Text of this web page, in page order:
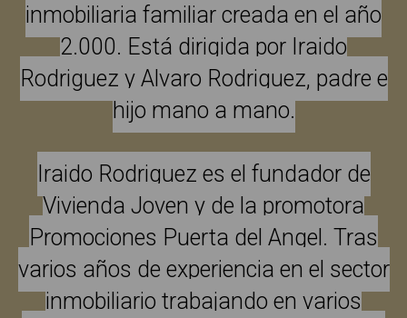
inmobiliaria familiar creada en el año
2.000. Está dirigida por Iraido
Rodriguez y Alvaro Rodriguez, padre e
hijo mano a mano.
Iraido Rodriguez es el fundador de
Vivienda Joven y de la promotora
Promociones Puerta del Angel. Tras
varios años de experiencia en el sector
inmobiliario trabajando en varios